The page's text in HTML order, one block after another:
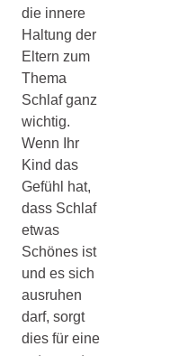
die innere
Haltung der
Eltern zum
Thema
Schlaf ganz
wichtig.
Wenn Ihr
Kind das
Gefühl hat,
dass Schlaf
etwas
Schönes ist
und es sich
ausruhen
darf, sorgt
dies für eine